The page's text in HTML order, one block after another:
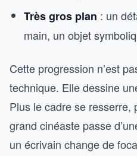
Très gros plan : un
main, un objet
Cette progression n’est
technique. Elle dessine
Plus le cadre se resserre,
grand cinéaste passe
un écrivain change de